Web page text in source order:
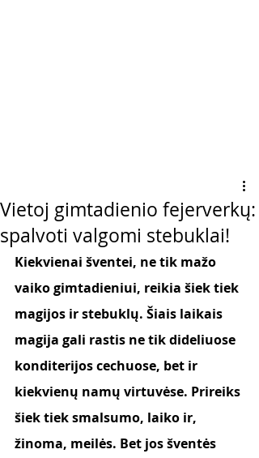
Vietoj gimtadienio fejerverkų:
spalvoti valgomi stebuklai!
Kiekvienai šventei, ne tik mažo
vaiko gimtadieniui, reikia šiek tiek
magijos ir stebuklų. Šiais laikais
magija gali rastis ne tik dideliuose
konditerijos cechuose, bet ir
kiekvienų namų virtuvėse. Prireiks
šiek tiek smalsumo, laiko ir,
žinoma, meilės. Bet jos šventės